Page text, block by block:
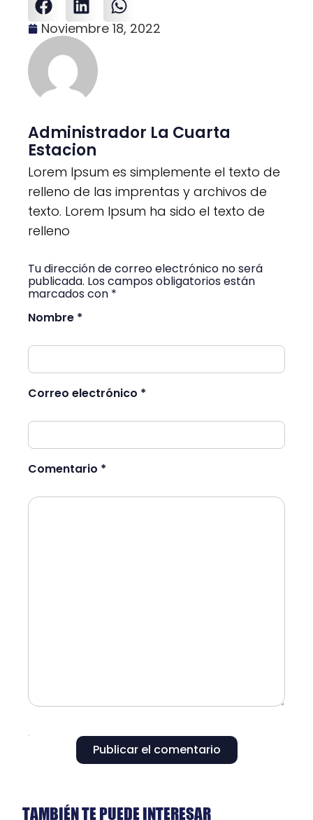
Noviembre 18, 2022
Administrador La Cuarta
Estacion
Lorem Ipsum es simplemente el texto de
relleno de las imprentas y archivos de
texto. Lorem Ipsum ha sido el texto de
relleno
Tu dirección de correo electrónico no será
publicada. Los campos obligatorios están
marcados con *
Nombre *
Correo electrónico *
Comentario *
Publicar el comentario
TAMBIÉN TE PUEDE INTERESAR